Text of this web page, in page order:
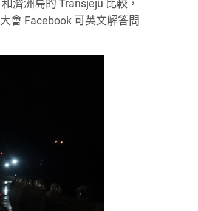
濟洲島的 Transjeju 比較，
會 Facebook 可英文解答問